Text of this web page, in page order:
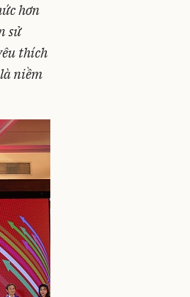
hơn
sử
thích
niềm